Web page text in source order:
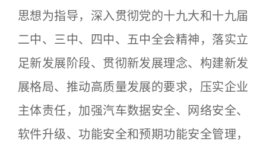
思想为指导，深入贯彻党的十九大和十九届
二中、三中、四中、五中全会精神，落实立
足新发展阶段、贯彻新发展理念、构建新发
展格局、推动高质量发展的要求，压实企业
主体责任，加强汽车数据安全、网络安全、
软件升级、功能安全和预期功能安全管理，